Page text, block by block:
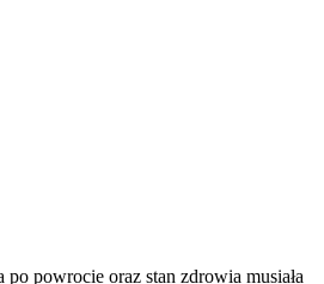
powrocie oraz stan zdrowia musiała